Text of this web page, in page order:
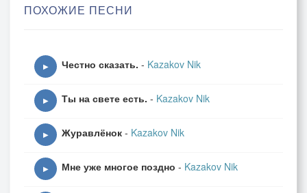
ПОХОЖИЕ ПЕСНИ
▶ Честно сказать. - Kazakov Nik
▶ Ты на свете есть. - Kazakov Nik
▶ Журавлёнок - Kazakov Nik
▶ Мне уже многое поздно - Kazakov Nik